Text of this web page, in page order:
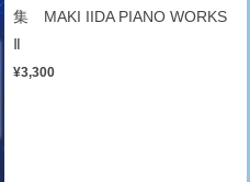
集 MAKI IIDA PIANO WORKS
Ⅱ
¥3,300